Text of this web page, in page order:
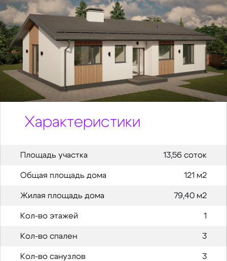
Характеристики
Площадь участка 13,56 соток
Общая площадь дома 121 м2
Жилая площадь дома 79,40 м2
Кол-во этажей 1
Кол-во спален 3
Кол-во санузлов 3